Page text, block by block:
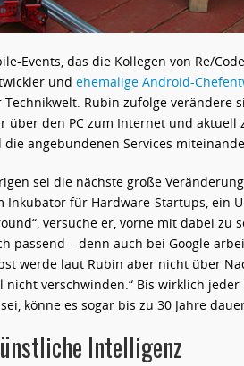
Events, das die Kollegen von Re/
und ehemalige Android-
Rubin zufolge verändere
über den PC zum Internet und aktuell
die angebundenen Services
sei die nächste große
Inkubator für Hardware-Startups, ein
versuche er, vorne mit dabei zu
passend – denn auch bei Google
werde laut Rubin aber nicht über
nicht verschwinden.“ Bis wirklich
könne es sogar bis zu 30 Jahre
Intelligenz